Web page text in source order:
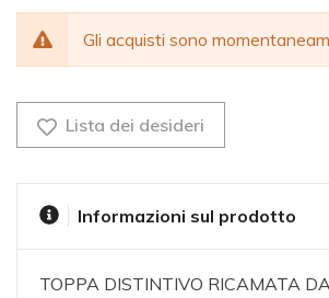
Gli acquisti sono
Lista dei desideri
Informazioni sul prodotto
TOPPA DISTINTIVO RICAMATA